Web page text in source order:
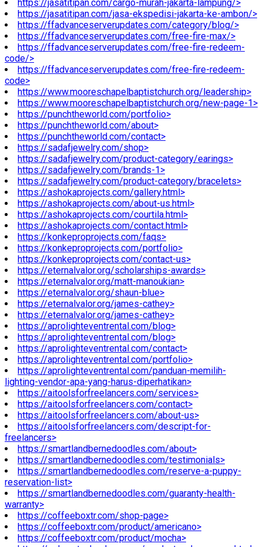
https://jasatitipan.com/cargo-murah-jakarta-lampung/>
https://jasatitipan.com/jasa-ekspedisi-jakarta-ke-ambon/>
https://ffadvanceserverupdates.com/category/blog/>
https://ffadvanceserverupdates.com/free-fire-max/>
https://ffadvanceserverupdates.com/free-fire-redeem-
code/>
https://ffadvanceserverupdates.com/free-fire-redeem-
code>
https://www.mooreschapelbaptistchurch.org/leadership>
https://www.mooreschapelbaptistchurch.org/new-page-1>
https://punchtheworld.com/portfolio>
https://punchtheworld.com/about>
https://punchtheworld.com/contact>
https://sadafjewelry.com/shop>
https://sadafjewelry.com/product-category/earings>
https://sadafjewelry.com/brands-1>
https://sadafjewelry.com/product-category/bracelets>
https://ashokaprojects.com/gallery.html>
https://ashokaprojects.com/about-us.html>
https://ashokaprojects.com/courtila.html>
https://ashokaprojects.com/contact.html>
https://konkeproprojects.com/faqs>
https://konkeproprojects.com/portfolio>
https://konkeproprojects.com/contact-us>
https://eternalvalor.org/scholarships-awards>
https://eternalvalor.org/matt-manoukian>
https://eternalvalor.org/shaun-blue>
https://eternalvalor.org/james-cathey>
https://eternalvalor.org/james-cathey>
https://aprolighteventrental.com/blog>
https://aprolighteventrental.com/blog>
https://aprolighteventrental.com/contact>
https://aprolighteventrental.com/portfolio>
https://aprolighteventrental.com/panduan-memilih-
lighting-vendor-apa-yang-harus-diperhatikan>
https://aitoolsforfreelancers.com/services>
https://aitoolsforfreelancers.com/contact>
https://aitoolsforfreelancers.com/about-us>
https://aitoolsforfreelancers.com/descript-for-
freelancers>
https://smartlandbernedoodles.com/about>
https://smartlandbernedoodles.com/testimonials>
https://smartlandbernedoodles.com/reserve-a-puppy-
reservation-list>
https://smartlandbernedoodles.com/guaranty-health-
warranty>
https://coffeeboxtr.com/shop-page>
https://coffeeboxtr.com/product/americano>
https://coffeeboxtr.com/product/mocha>